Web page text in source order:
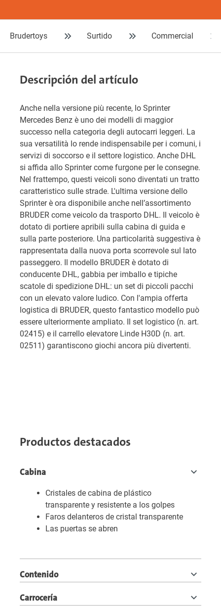
Brudertoys Surtido Commercial
Descripción del artículo
Anche nella versione più recente, lo Sprinter
Mercedes Benz è uno dei modelli di maggior
successo nella categoria degli autocarri leggeri. La
sua versatilità lo rende indispensabile per i comuni, i
servizi di soccorso e il settore logistico. Anche DHL
si affida allo Sprinter come furgone per le consegne.
Nel frattempo, questi veicoli sono diventati un tratto
caratteristico sulle strade. L'ultima versione dello
Sprinter è ora disponibile anche nell’assortimento
BRUDER come veicolo da trasporto DHL. Il veicolo è
dotato di portiere apribili sulla cabina di guida e
sulla parte posteriore. Una particolarità suggestiva è
rappresentata dalla nuova porta scorrevole sul lato
passeggero. Il modello BRUDER è dotato di
conducente DHL, gabbia per imballo e tipiche
scatole di spedizione DHL: un set di piccoli pacchi
con un elevato valore ludico. Con l'ampia offerta
logistica di BRUDER, questo fantastico modello può
essere ulteriormente ampliato. Il set logistico (n. art.
02415) e il carrello elevatore Linde H30D (n. art.
02511) garantiscono giochi ancora più divertenti.
Productos destacados
Cabina
Cristales de cabina de plástico
transparente y resistente a los golpes
Faros delanteros de cristal transparente
Las puertas se abren
Contenido
Carrocería